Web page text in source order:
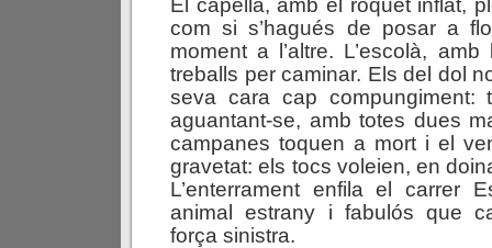
El capellà, amb el roquet inflat,
com si s’hagués de posar a
moment a l’altre. L’escolà,
treballs per caminar. Els del dol
seva cara cap compungiment:
aguantant-se, amb totes dues
campanes toquen a mort i el
gravetat: els tocs voleien, en
L’enterrament enfila el carrer
animal estrany i fabulós que
força sinistra.